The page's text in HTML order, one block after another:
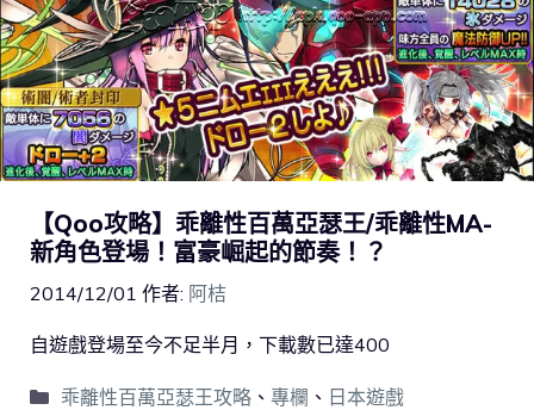
【Qoo攻略】乖離性百萬亞瑟王/乖離性MA-
新角色登場！富豪崛起的節奏！？
2014/12/01 作者: 阿桔
自遊戲登場至今不足半月，下載數已達400
乖離性百萬亞瑟王攻略、 專欄 、 日本遊戲